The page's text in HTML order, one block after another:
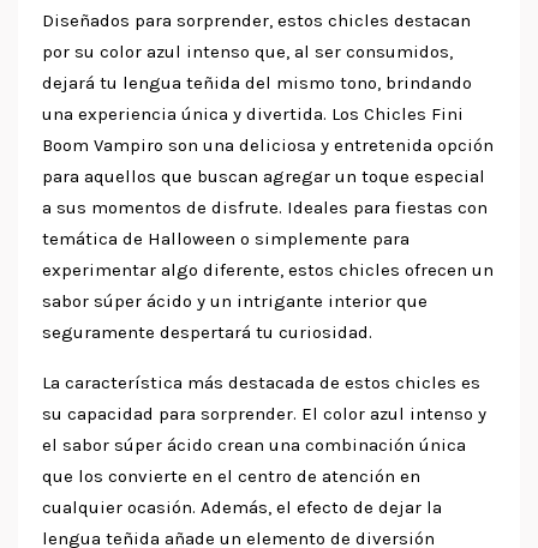
Diseñados para sorprender, estos chicles destacan
por su color azul intenso que, al ser consumidos,
dejará tu lengua teñida del mismo tono, brindando
una experiencia única y divertida. Los Chicles Fini
Boom Vampiro son una deliciosa y entretenida opción
para aquellos que buscan agregar un toque especial
a sus momentos de disfrute. Ideales para fiestas con
temática de Halloween o simplemente para
experimentar algo diferente, estos chicles ofrecen un
sabor súper ácido y un intrigante interior que
seguramente despertará tu curiosidad.
La característica más destacada de estos chicles es
su capacidad para sorprender. El color azul intenso y
el sabor súper ácido crean una combinación única
que los convierte en el centro de atención en
cualquier ocasión. Además, el efecto de dejar la
lengua teñida añade un elemento de diversión